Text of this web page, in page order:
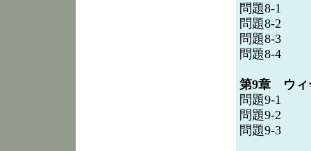
問題8-1
問題8-2
問題8-3
問題8-4
第9章 ウィ
問題9-1
問題9-2
問題9-3